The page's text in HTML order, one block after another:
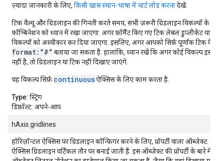
ज़्यादा जानकारी के लिए, किसी खास स्थान-भाषा में चार्ट लोड करनादेखें.
टिक वैल्यू और ग्रिडलाइन की गिनती करते समय, सभी ज़रूरी ग्रिडलाइन विकल्पों के
कॉम्बिनेशन को ध्यान में रखा जाएगा. अगर फ़ॉर्मैट किए गए टिक लेबल डुप्लीकेट या
विकल्पों को अस्वीकार कर दिया जाएगा. इसलिए, अगर आपको सिर्फ़ पूर्णांक टिक वैल्यू
format:"#" बताया जा सकता है. हालांकि, ध्यान रखें कि अगर कोई विकल्प इस
नहीं है, तो ग्रिडलाइन या टिक नहीं दिखाए जाएंगे.
यह विकल्प सिर्फ़ continuousऐक्सिस के लिए काम करता है.
Type: स्ट्रिंग
डिफ़ॉल्ट: अपने-आप
hAxis.gridlines
हॉरिज़ॉन्टल ऐक्सिस पर ग्रिडलाइन कॉन्फ़िगर करने के लिए, प्रॉपर्टी वाला ऑब्जेक्ट.
ऐक्सिस ग्रिडलाइन वर्टिकल तौर पर बनाई जाती हैं. इस ऑब्जेक्ट की प्रॉपर्टी के बारे में